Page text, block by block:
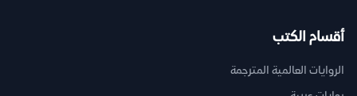
أقسام الكتب
الروايات العالمية المترجمة